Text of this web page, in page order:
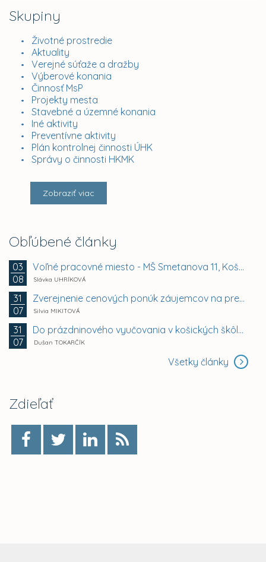
Skupiny
Životné prostredie
Aktuality
Verejné súťaže a dražby
Výberové konania
Činnosť MsP
Projekty mesta
Stavebné a územné konania
Iné aktivity
Preventívne aktivity
Plán kontrolnej činnosti ÚHK
Správy o činnosti HKMK
Zobraziť viac
Obľúbené články
03
08
Voľné pracovné miesto - MŠ Smetanova 11, Košice -...
Slávka UHRÍKOVÁ
31
07
Zverejnenie cenových ponúk záujemcov na prenájom...
Silvia MIKITOVÁ
31
07
Do prázdninového vyučovania v košických škôlkach sa...
Dušan TOKARČÍK
Všetky články
Zdieľať